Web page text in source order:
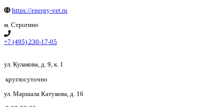
https://energy-vet.ru
м. Строгино
+7 (495) 230-17-05
ул. Кулакова, д. 9, к. 1
круглосуточно
ул. Маршала Катукова, д. 16